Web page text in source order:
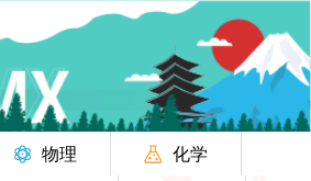
物理
化学